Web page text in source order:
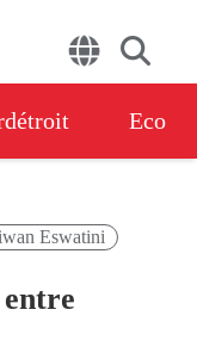
Eco
Eswatini